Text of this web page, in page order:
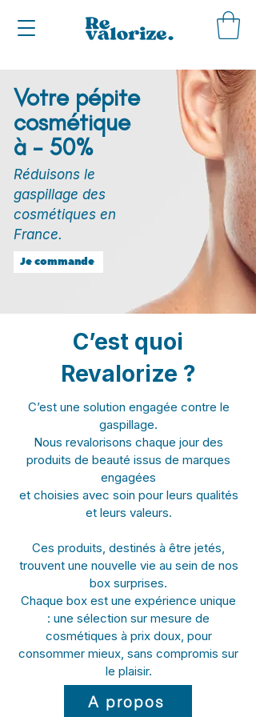
Votre pépite
cosmétique
à - 50%
Réduisons le
gaspillage des
cosmétiques en
France.
Je commande
C’est quoi
Revalorize ?
C’est une solution engagée contre le
gaspillage.
Nous revalorisons chaque jour des
produits de beauté issus de marques
engagées
et choisies avec soin pour leurs qualités
et leurs valeurs.
Ces produits, destinés à être jetés,
trouvent une nouvelle vie au sein de nos
box surprises.
Chaque box est une expérience unique
: une sélection sur mesure de
cosmétiques à prix doux, pour
consommer mieux, sans compromis sur
le plaisir.
A propos